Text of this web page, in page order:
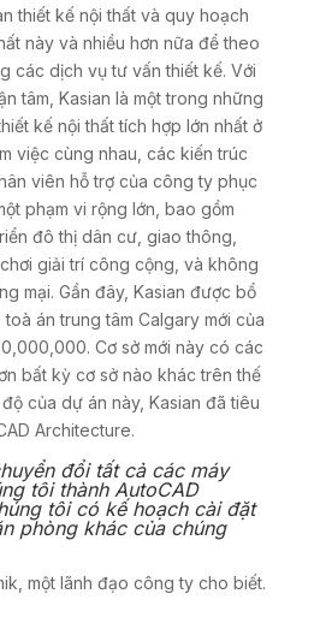
thiết kế nội thất và quy hoạch
này và nhiều hơn nữa để theo
các dịch vụ tư vấn thiết kế. Với
tâm, Kasian là một trong những
kế nội thất tích hợp lớn nhất ở
việc cùng nhau, các kiến ​​trúc
viên hỗ trợ của công ty phục
phạm vi rộng lớn, bao gồm
đô thị dân cư, giao thông,
giải trí công cộng, và không
mại. Gần đây, Kasian được bổ
án trung tâm Calgary mới của
Cơ sở mới này có các
bất kỳ cơ sở nào khác trên thế
của dự án này, Kasian đã tiêu
Architecture.
đổi tất cả các máy
tôi thành AutoCAD
tôi có kế hoạch cài đặt
phòng khác của chúng
một lãnh đạo công ty cho biết.